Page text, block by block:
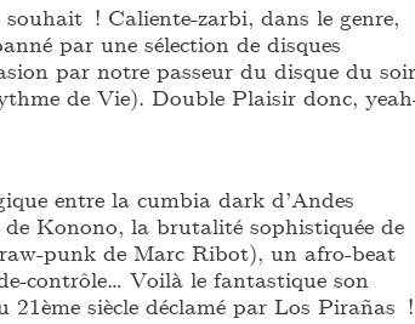
! Caliente-zarbi, dans le genre,
par une sélection de disques
par notre passeur du disque du
de Vie). Double Plaisir donc,
entre la cumbia dark d’Andes
Konono, la brutalité sophistiquée de
punk de Marc Ribot), un afro-beat
contrôle… Voilà le fantastique son
21ème siècle déclamé par Los Pirañas !